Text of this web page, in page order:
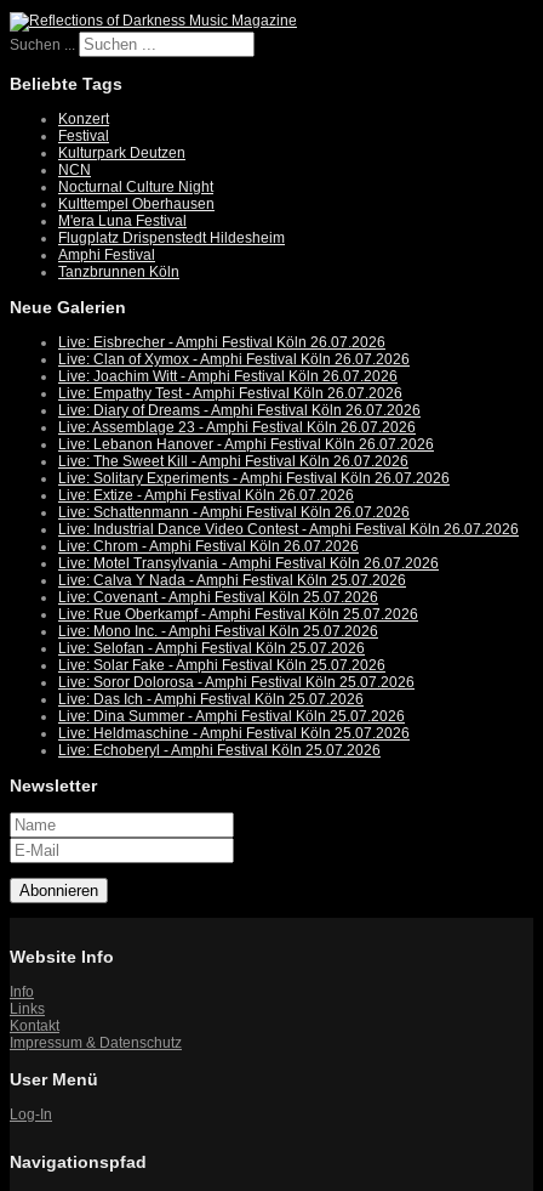
Suchen ...
Beliebte Tags
Konzert
Festival
Kulturpark Deutzen
NCN
Nocturnal Culture Night
Kulttempel Oberhausen
M'era Luna Festival
Flugplatz Drispenstedt Hildesheim
Amphi Festival
Tanzbrunnen Köln
Neue Galerien
Live: Eisbrecher - Amphi Festival Köln 26.07.2026
Live: Clan of Xymox - Amphi Festival Köln 26.07.2026
Live: Joachim Witt - Amphi Festival Köln 26.07.2026
Live: Empathy Test - Amphi Festival Köln 26.07.2026
Live: Diary of Dreams - Amphi Festival Köln 26.07.2026
Live: Assemblage 23 - Amphi Festival Köln 26.07.2026
Live: Lebanon Hanover - Amphi Festival Köln 26.07.2026
Live: The Sweet Kill - Amphi Festival Köln 26.07.2026
Live: Solitary Experiments - Amphi Festival Köln 26.07.2026
Live: Extize - Amphi Festival Köln 26.07.2026
Live: Schattenmann - Amphi Festival Köln 26.07.2026
Live: Industrial Dance Video Contest - Amphi Festival Köln 26.07.2026
Live: Chrom - Amphi Festival Köln 26.07.2026
Live: Motel Transylvania - Amphi Festival Köln 26.07.2026
Live: Calva Y Nada - Amphi Festival Köln 25.07.2026
Live: Covenant - Amphi Festival Köln 25.07.2026
Live: Rue Oberkampf - Amphi Festival Köln 25.07.2026
Live: Mono Inc. - Amphi Festival Köln 25.07.2026
Live: Selofan - Amphi Festival Köln 25.07.2026
Live: Solar Fake - Amphi Festival Köln 25.07.2026
Live: Soror Dolorosa - Amphi Festival Köln 25.07.2026
Live: Das Ich - Amphi Festival Köln 25.07.2026
Live: Dina Summer - Amphi Festival Köln 25.07.2026
Live: Heldmaschine - Amphi Festival Köln 25.07.2026
Live: Echoberyl - Amphi Festival Köln 25.07.2026
Newsletter
Abonnieren
Website Info
Info
Links
Kontakt
Impressum & Datenschutz
User Menü
Log-In
Navigationspfad